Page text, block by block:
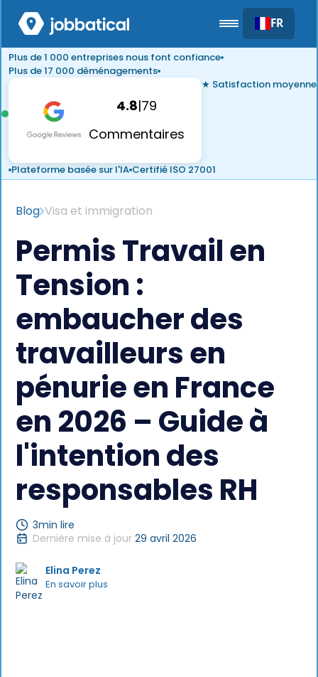
FR
Plus de 1 000 entreprises nous font confiance
Plus de 17 000 déménagements
4.8|79
Commentaires
★ Satisfaction moyenne
Plateforme basée sur l'IA Certifié ISO 27001
Blog Visa et immigration
Permis Travail en
Tension :
embaucher des
travailleurs en
pénurie en France
en 2026 – Guide à
l'intention des
responsables RH
3min lire
Dernière mise à jour 29 avril 2026
Elina Perez
En savoir plus